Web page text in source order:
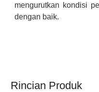
mengurutkan kondisi
dengan baik.
Rincian Produk